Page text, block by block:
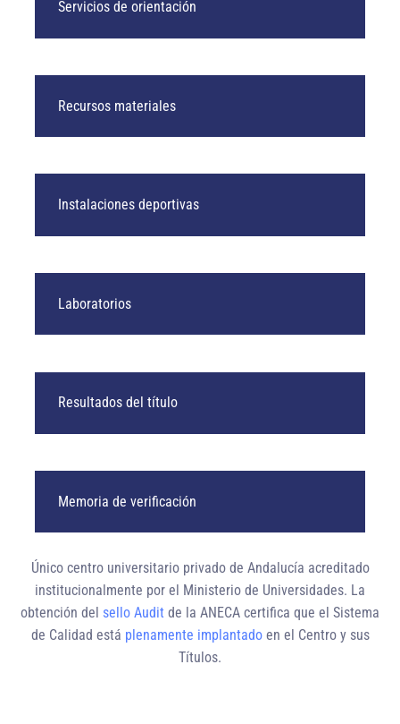
Servicios de orientación
Recursos materiales
Instalaciones deportivas
Laboratorios
Resultados del título
Memoria de verificación
Único centro universitario privado de Andalucía acreditado
institucionalmente por el Ministerio de Universidades. La
obtención del sello Audit de la ANECA certifica que el Sistema
de Calidad está plenamente implantadoen el Centro y sus
Títulos.